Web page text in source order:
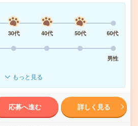
30代 40代 50代
60代
男性
もっと見る
応募へ進む 詳しく見る